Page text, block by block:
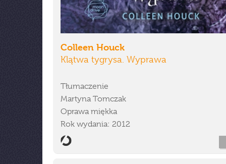
Colleen Houck
Klątwa tygrysa. Wyprawa
Tłumaczenie
Martyna Tomczak
Oprawa miękka
Rok wydania: 2012